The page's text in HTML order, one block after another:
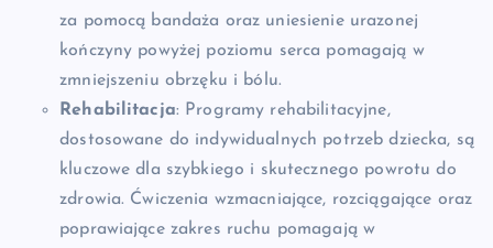
za pomocą bandaża oraz uniesienie urazonej
kończyny powyżej poziomu serca pomagają w
zmniejszeniu obrzęku i bólu.
Rehabilitacja: Programy rehabilitacyjne,
dostosowane do indywidualnych potrzeb dziecka, są
kluczowe dla szybkiego i skutecznego powrotu do
zdrowia. Ćwiczenia wzmacniające, rozciągające oraz
poprawiające zakres ruchu pomagają w